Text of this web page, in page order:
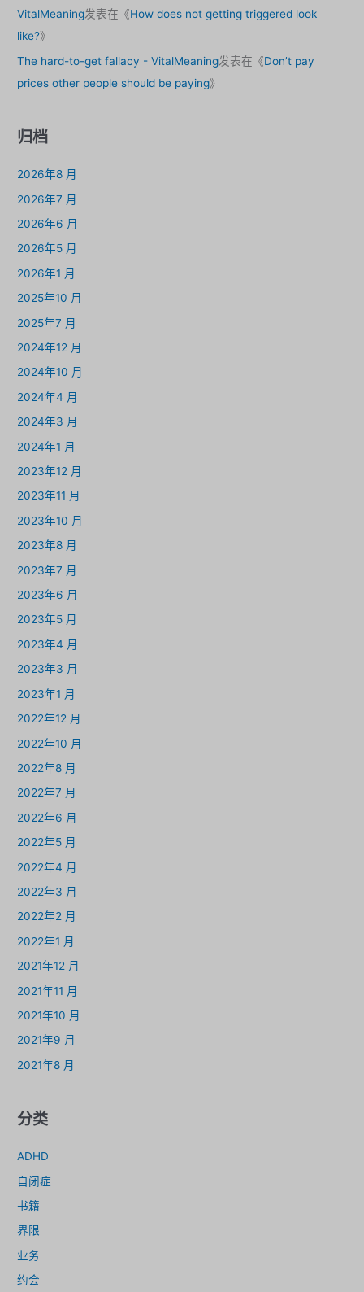
VitalMeaning发表在《How does not getting triggered look
like?》
The hard-to-get fallacy - VitalMeaning发表在《Don’t pay
prices other people should be paying》
归档
2026年8 月
2026年7 月
2026年6 月
2026年5 月
2026年1 月
2025年10 月
2025年7 月
2024年12 月
2024年10 月
2024年4 月
2024年3 月
2024年1 月
2023年12 月
2023年11 月
2023年10 月
2023年8 月
2023年7 月
2023年6 月
2023年5 月
2023年4 月
2023年3 月
2023年1 月
2022年12 月
2022年10 月
2022年8 月
2022年7 月
2022年6 月
2022年5 月
2022年4 月
2022年3 月
2022年2 月
2022年1 月
2021年12 月
2021年11 月
2021年10 月
2021年9 月
2021年8 月
分类
ADHD
自闭症
书籍
界限
业务
约会